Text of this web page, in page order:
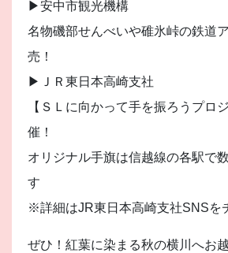
▶︎安中市観光機構
名物磯部せんべいや碓氷峠の鉄道
売！
▶︎ＪＲ東日本高崎支社
【ＳＬに向かって手を振ろうプロ
催！
オリジナル手旗は信越線の各駅で
す
※詳細はJR東日本高崎支社SNSを
ぜひ！紅葉に染まる秋の横川へお